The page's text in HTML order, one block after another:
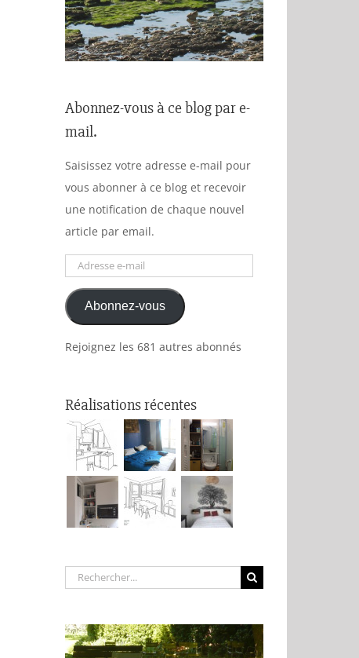
Abonnez-vous à ce blog par e-
mail.
Saisissez votre adresse e-mail pour
vous abonner à ce blog et recevoir
une notification de chaque nouvel
article par email.
Adresse
mailAbonnez-vous
Rejoignez les 681 autres abonnés
Réalisations récentes
Rechercher: